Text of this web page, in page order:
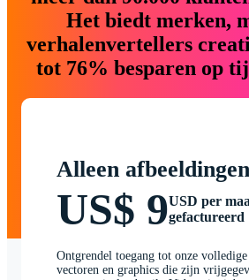
Het biedt merken,
verhalenvertellers
tot 76% besparen op
Alleen afbeeldingen
US$ 9USD per
gefactureerd
Ontgrendel toegang tot onze
vectoren en graphics die zijn